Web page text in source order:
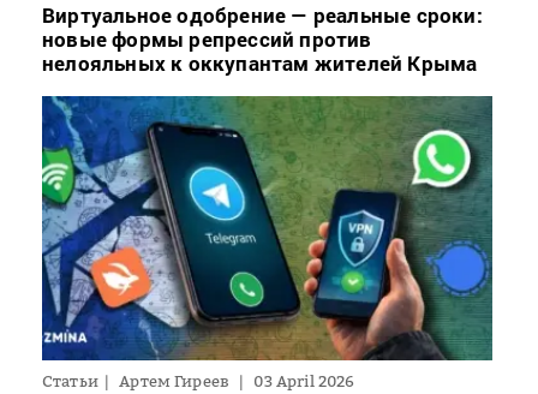
Виртуальное одобрение — реальные сроки:
новые формы репрессий против
нелояльных к оккупантам жителей Крыма
Статьи Артем Гиреев 03 April 2026